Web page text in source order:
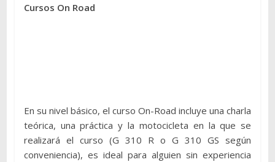
Cursos On Road
En su nivel básico, el curso On-Road incluye una charla
teórica, una práctica y la motocicleta en la que se
realizará el curso (G 310 R o G 310 GS según
conveniencia), es ideal para alguien sin experiencia